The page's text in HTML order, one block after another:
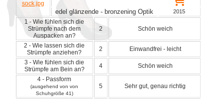
edel glänzende - bronzening Optik 2015
1 - Wie fühlen sich die
Strümpfe nach dem
Auspacken an?
2 Schön weich
2 - Wie lassen sich die
Strümpfe anziehen?
2
Einwandfrei - leicht
3 - Wie fühlen sich die
Strümpfe am Bein an?
4
Schön weich
4 - Passform
(ausgehend von von
Schuhgröße 41)
5 Sehr gut, genau richtig